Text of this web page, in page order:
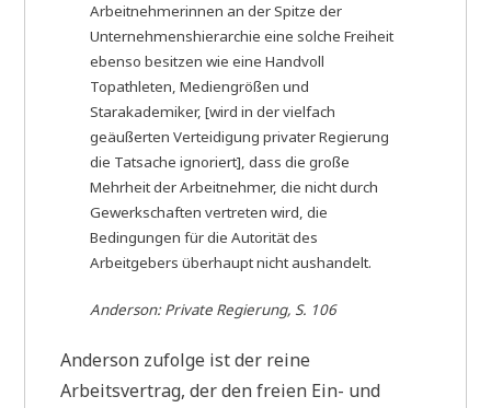
Arbeitnehmerinnen an der Spitze der
Unternehmenshierarchie eine solche Freiheit
ebenso besitzen wie eine Handvoll
Topathleten, Mediengrößen und
Starakademiker, [wird in der vielfach
geäußerten Verteidigung privater Regierung
die Tatsache ignoriert], dass die große
Mehrheit der Arbeitnehmer, die nicht durch
Gewerkschaften vertreten wird, die
Bedingungen für die Autorität des
Arbeitgebers überhaupt nicht aushandelt.
Anderson:Private Regierung, S. 106
Anderson zufolge ist der reine
Arbeitsvertrag, der den freien Ein- und